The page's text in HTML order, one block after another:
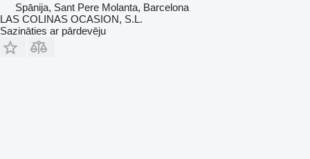
Spānija, Sant Pere Molanta, Barcelona
LAS COLINAS OCASION, S.L.
Sazināties ar pārdevēju